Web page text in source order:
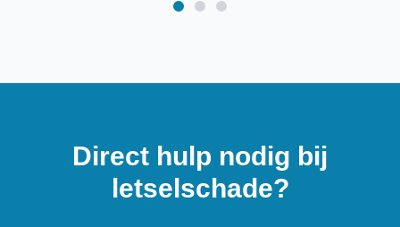
Direct hulp nodig bij
letselschade?